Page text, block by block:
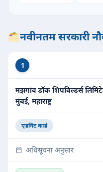
नवीनतम सरकारी
1
मझगांव डॉक शिपबिल्डर्स
मुंबई, महाराष्ट्र
एडमिट कार्ड
अधिसूचना अनुसार